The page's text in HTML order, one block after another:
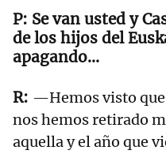
Se van usted y
de los hijos del
apagando…
—Hemos visto
nos hemos retirado
aquella y el año que